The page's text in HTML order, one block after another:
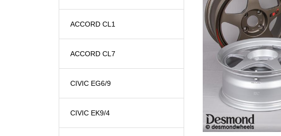
ACCORD CL1
ACCORD CL7
CIVIC EG6/9
CIVIC EK9/4